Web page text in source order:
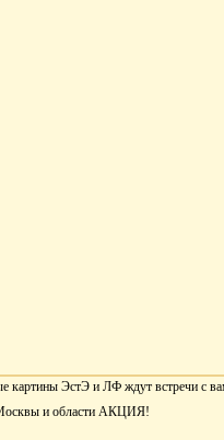
картины ЭстЭ и ЛФ ждут встречи
и области АКЦИЯ!